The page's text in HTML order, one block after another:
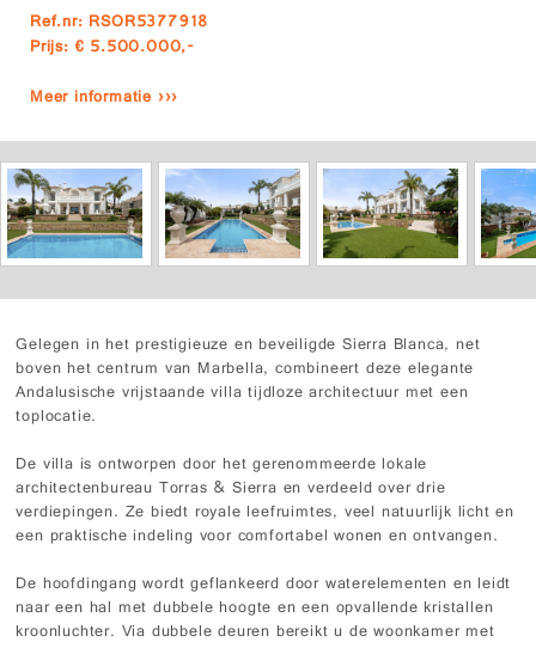
Ref.nr: RSOR5377918
Prijs: € 5.500.000,-
Meer informatie ›››
Gelegen in het prestigieuze en beveiligde Sierra Blanca, net
boven het centrum van Marbella, combineert deze elegante
Andalusische vrijstaande villa tijdloze architectuur met een
toplocatie.
De villa is ontworpen door het gerenommeerde lokale
architectenbureau Torras & Sierra en verdeeld over drie
verdiepingen. Ze biedt royale leefruimtes, veel natuurlijk licht en
een praktische indeling voor comfortabel wonen en ontvangen.
De hoofdingang wordt geflankeerd door waterelementen en leidt
naar een hal met dubbele hoogte en een opvallende kristallen
kroonluchter. Via dubbele deuren bereikt u de woonkamer met